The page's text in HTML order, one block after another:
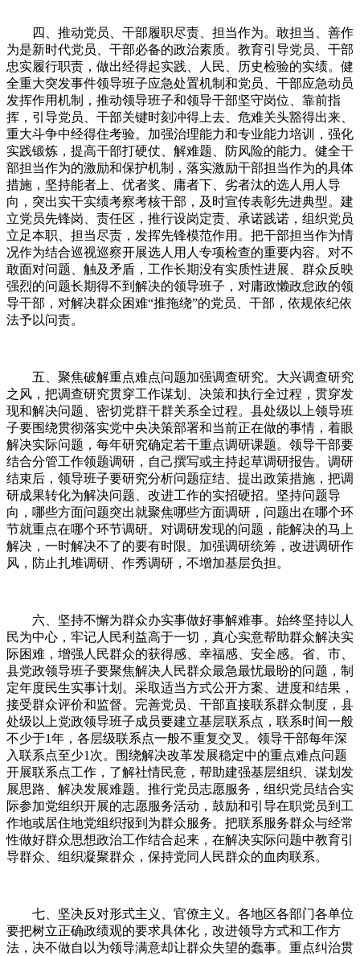
四、推动党员、干部履职尽责、担当作为。敢担当、善作
为是新时代党员、干部必备的政治素质。教育引导党员、干部
忠实履行职责，做出经得起实践、人民、历史检验的实绩。健
全重大突发事件领导班子应急处置机制和党员、干部应急动员
发挥作用机制，推动领导班子和领导干部坚守岗位、靠前指
挥，引导党员、干部关键时刻冲得上去、危难关头豁得出来、
重大斗争中经得住考验。加强治理能力和专业能力培训，强化
实践锻炼，提高干部打硬仗、解难题、防风险的能力。健全干
部担当作为的激励和保护机制，落实激励干部担当作为的具体
措施，坚持能者上、优者奖、庸者下、劣者汰的选人用人导
向，突出实干实绩考察考核干部，及时宣传表彰先进典型。建
立党员先锋岗、责任区，推行设岗定责、承诺践诺，组织党员
立足本职、担当尽责，发挥先锋模范作用。把干部担当作为情
况作为结合巡视巡察开展选人用人专项检查的重要内容。对不
敢面对问题、触及矛盾，工作长期没有实质性进展、群众反映
强烈的问题长期得不到解决的领导班子，对庸政懒政怠政的领
导干部，对解决群众困难“推拖绕”的党员、干部，依规依纪依
法予以问责。
五、聚焦破解重点难点问题加强调查研究。大兴调查研究
之风，把调查研究贯穿工作谋划、决策和执行全过程，贯穿发
现和解决问题、密切党群干群关系全过程。县处级以上领导班
子要围绕贯彻落实党中央决策部署和当前正在做的事情，着眼
解决实际问题，每年研究确定若干重点调研课题。领导干部要
结合分管工作领题调研，自己撰写或主持起草调研报告。调研
结束后，领导班子要研究分析问题症结、提出政策措施，把调
研成果转化为解决问题、改进工作的实招硬招。坚持问题导
向，哪些方面问题突出就聚焦哪些方面调研，问题出在哪个环
节就重点在哪个环节调研。对调研发现的问题，能解决的马上
解决，一时解决不了的要有时限。加强调研统筹，改进调研作
风，防止扎堆调研、作秀调研，不增加基层负担。
六、坚持不懈为群众办实事做好事解难事。始终坚持以人
民为中心，牢记人民利益高于一切，真心实意帮助群众解决实
际困难，增强人民群众的获得感、幸福感、安全感。省、市、
县党政领导班子要聚焦解决人民群众最急最忧最盼的问题，制
定年度民生实事计划。采取适当方式公开方案、进度和结果，
接受群众评价和监督。完善党员、干部直接联系群众制度，县
处级以上党政领导班子成员要建立基层联系点，联系时间一般
不少于1年，各层级联系点一般不重复交叉。领导干部每年深
入联系点至少1次。围绕解决改革发展稳定中的重点难点问题
开展联系点工作，了解社情民意，帮助建强基层组织、谋划发
展思路、解决发展难题。推行党员志愿服务，组织党员结合实
际参加党组织开展的志愿服务活动，鼓励和引导在职党员到工
作地或居住地党组织报到为群众服务。把联系服务群众与经常
性做好群众思想政治工作结合起来，在解决实际问题中教育引
导群众、组织凝聚群众，保持党同人民群众的血肉联系。
七、坚决反对形式主义、官僚主义。各地区各部门各单位
要把树立正确政绩观的要求具体化，改进领导方式和工作方
法，决不做自以为领导满意却让群众失望的蠢事。重点纠治贯